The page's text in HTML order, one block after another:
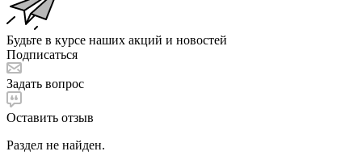
Будьте в курсе наших акций и новостей
Подписаться
Задать вопрос
Оставить отзыв
Раздел не найден.